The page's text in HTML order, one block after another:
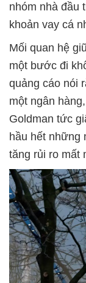
nhóm nhà đầu
khoản vay cá
Mối quan hệ
một bước đi
quảng cáo nói
một ngân
Goldman tức
hầu hết những
tăng rủi ro mất